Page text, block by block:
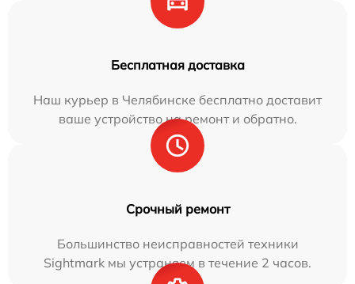
Бесплатная доставка
Наш курьер в Челябинске бесплатно доставит
ваше устройство на ремонт и обратно.
Срочный ремонт
Большинство неисправностей техники
Sightmark мы устраняем в течение 2 часов.